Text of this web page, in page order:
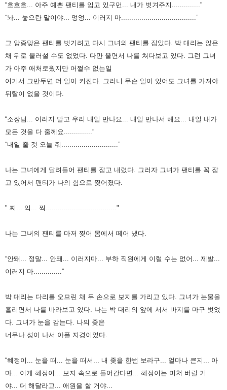
“흐흐흐... 아주 예쁜 팬티를 입고 있구먼... 내가 벗겨주지..............”
“놔... 놓으란 말이야... 엉엉... 이러지 마.....................................”
그 앙증맞은 팬티를 벗기려고 다시 그녀의 팬티를 잡았다. 박 대리는 앉은
채 뒤로 물러설 수도 없었다. 다만 울면서 나를 쳐다보고 있다. 그런 그녀
가 아주 애처로웠지만 어쩔수 없는일
여기서 그만두면 더 일이 커진다.
그러니 무슨 일이 있어도 그녀를 가져야
뒤탈이 없을 것이다.
“소장님... 이러지 말고 우리 내일 만나요... 내일 만나서 해요... 내일 내가
모든 것을 다 줄께요..............”
“내일 줄 것 오늘 줘............................”
나는 그녀에게 달려들어 팬티를 잡고 내렸다. 그러자 그녀가 팬티를 꼭 잡
고 있어서 팬티가 나의 힘으로 찢어졌다.
" 찌... 익... 찍..................................."
나는 그녀의 팬티를 마저 찢어 몸에서 떼어 냈다.
“안돼... 정말... 안돼... 이러지마... 부하 직원에게 이럴 수는 없어... 제발...
이러지 마..............”
박 대리는 다리를 오므린 채 두 손으로 보지를 가리고 있다. 그녀가 눈물을
흘리면서 나를 바라보고 있다. 나는 박 대리의 앞에 서서 바지를 마구 벗었
다. 그녀가 눈을 감는다. 나의 좆은
너무나 성이 나서 아플 지경이었다.
“혜정이... 눈을 떠... 눈을 떠서... 내 좆을 한번 보라구... 얼마나 큰지... 아
마... 이게 혜정이... 보지 속으로 들어간다면... 혜정이는 미쳐 버릴 거
야... 더 해달라고... 애원을 할 거야...